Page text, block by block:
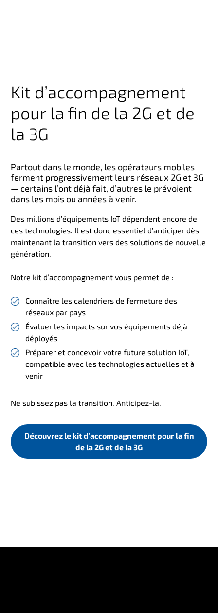
Kit d’accompagnement
pour la fin de la 2G et de
la 3G
Partout dans le monde, les opérateurs mobiles
ferment progressivement leurs réseaux 2G et 3G
— certains l’ont déjà fait, d’autres le prévoient
dans les mois ou années à venir.
Des millions d’équipements IoT dépendent encore de
ces technologies. Il est donc essentiel d’anticiper dès
maintenant la transition vers des solutions de nouvelle
génération.
Notre kit d’accompagnement vous permet de :
Connaître les calendriers de fermeture des
réseaux par pays
Évaluer les impacts sur vos équipements déjà
déployés
Préparer et concevoir votre future solution IoT,
compatible avec les technologies actuelles et à
venir
Ne subissez pas la transition. Anticipez-la.
Découvrez le kit d’accompagnement pour la fin
de la 2G et de la 3G